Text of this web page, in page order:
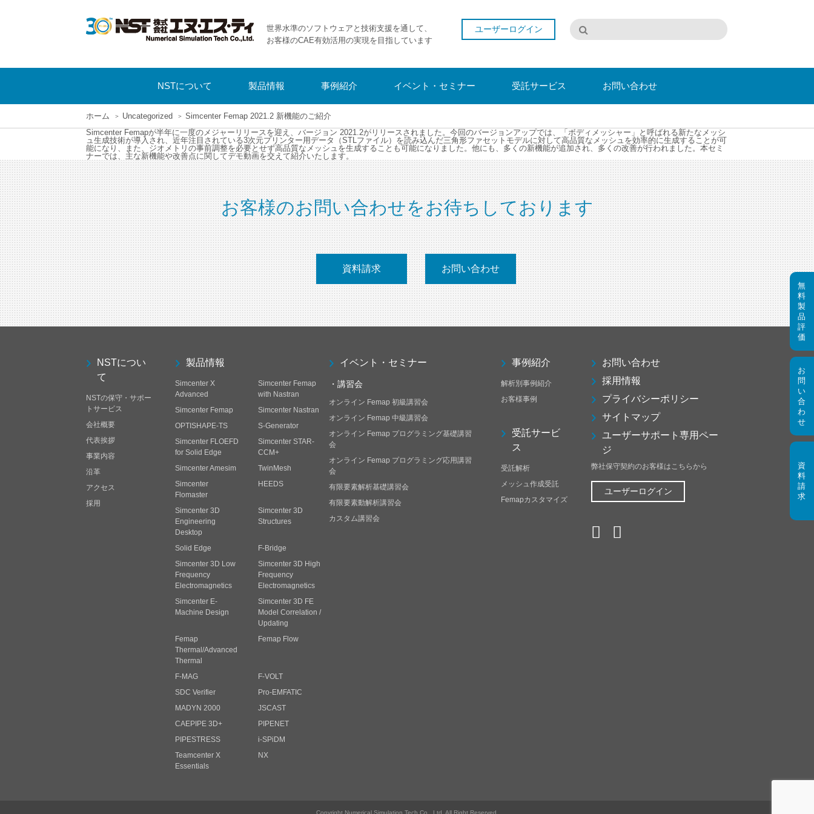
世界水準のソフトウェアと技術支援を通して、
お客様のCAE有効活用の実現を目指しています
ユーザーログイン
NSTについて 製品情報 事例紹介 イベント・セミナー 受託サービス お問い合わせ
ホーム Uncategorized
Simcenter Femap 2021.2 新機能のご紹介
Simcenter Femapが半年に一度のメジャーリリースを迎え、バージョン 2021.2がリリースされました。今回のバージョンアップでは、「ボディメッシャー」と呼ばれる新たなメッシ
ュ生成技術が導入され、近年注目されている3次元プリンター用データ（STLファイル）を読み込んだ三角形ファセットモデルに対して高品質なメッシュを効率的に生成することが可
能になり、また、ジオメトリの事前調整を必要とせず高品質なメッシュを生成することも可能になりました。他にも、多くの新機能が追加され、多くの改善が行われました。本セミ
ナーでは、主な新機能や改善点に関してデモ動画を交えて紹介いたします。
お客様のお問い合わせをお待ちしております
資料請求 お問い合わせ
NSTについ
て
NSTの保守・サポー
トサービス
会社概要
代表挨拶
事業内容
沿革
アクセス
採用
製品情報
Simcenter X
Advanced
Simcenter Femap
with Nastran
Simcenter Femap
Simcenter Nastran
OPTISHAPE-TS
S-Generator
Simcenter FLOEFD
for Solid Edge
Simcenter STAR-
CCM+
Simcenter Amesim
TwinMesh
Simcenter
Flomaster
HEEDS
Simcenter 3D
Engineering
Desktop
Simcenter 3D
Structures
Solid Edge
F-Bridge
Simcenter 3D Low
Frequency
Electromagnetics
Simcenter 3D High
Frequency
Electromagnetics
Simcenter E-
Machine Design
Simcenter 3D FE
Model Correlation /
Updating
Femap
Thermal/Advanced
Thermal
Femap Flow
F-MAG
F-VOLT
SDC Verifier
Pro-EMFATIC
MADYN 2000
JSCAST
CAEPIPE 3D+
PIPENET
PIPESTRESS
i-SPiDM
Teamcenter X
Essentials
NX
イベント・セミナー
・講習会
オンライン Femap 初級講習会
オンライン Femap 中級講習会
オンライン Femap プログラミング基礎講習
会
オンライン Femap プログラミング応用講習
会
有限要素解析基礎講習会
有限要素動解析講習会
カスタム講習会
事例紹介
解析別事例紹介
お客様事例
受託サービ
ス
受託解析
メッシュ作成受託
Femapカスタマイズ
お問い合わせ
採用情報
プライバシーポリシー
サイトマップ
ユーザーサポート専用ペー
ジ
弊社保守契約のお客様はこちらから
ユーザーログイン
Copyright Numerical Simulation Tech Co., Ltd. All Right Reserved.